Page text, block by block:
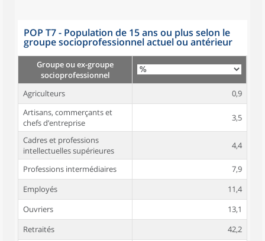
POP T7 - Population de 15 ans ou plus selon le
groupe socioprofessionnel actuel ou antérieur
Groupe ou ex-groupe
socioprofessionnel
Agriculteurs
0,9
Artisans, commerçants et
chefs d’entreprise
3,5
Cadres et professions
intellectuelles supérieures
4,4
Professions intermédiaires
7,9
Employés
11,4
Ouvriers
13,1
Retraités
42,2